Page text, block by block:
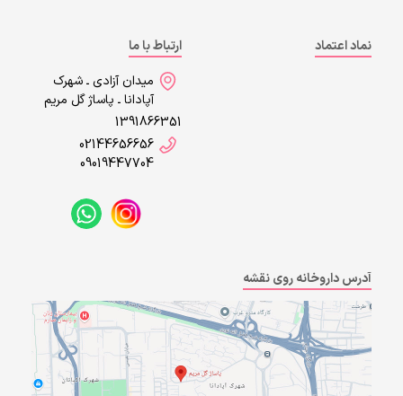
نماد اعتماد
ارتباط با ما
میدان آزادی ـ شهرک
آپادانا ـ پاساژ گل مریم
1391866351
02144656656
09019447704
آدرس داروخانه روی نقشه